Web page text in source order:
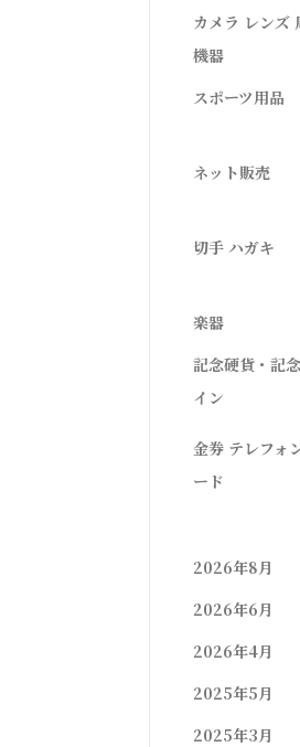
カメラ レンズ
機器
スポーツ用品
ネット販売
切手 ハガキ
楽器
記念硬貨・記
イン
金券 テレフォ
ード
2026年8月
2026年6月
2026年4月
2025年5月
2025年3月